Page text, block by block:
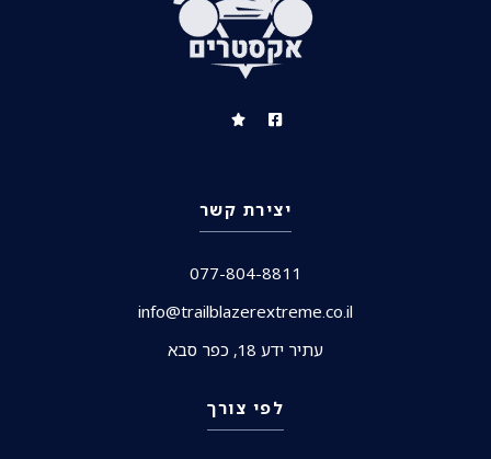
יצירת קשר
077-804-8811
info@trailblazerextreme.co.il
עתיר ידע 18, כפר סבא
לפי צורך